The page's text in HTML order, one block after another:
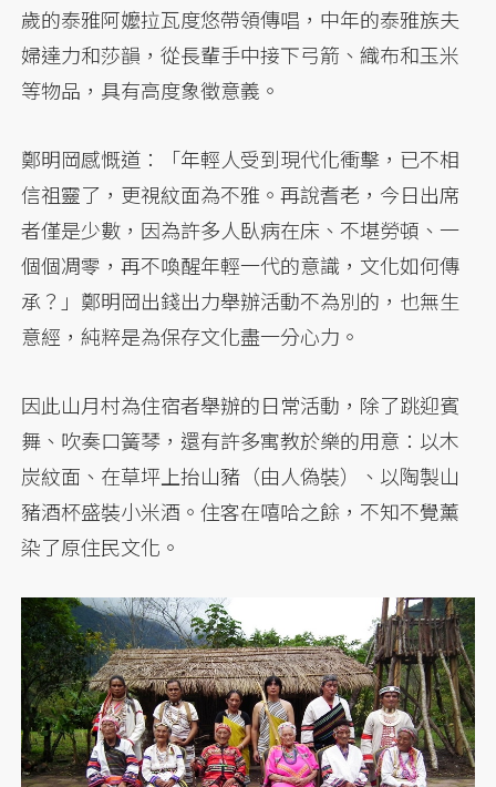
歲的泰雅阿嬤拉瓦度悠帶領傳唱，中年的泰雅族夫
婦達力和莎韻，從長輩手中接下弓箭、織布和玉米
等物品，具有高度象徵意義。
鄭明岡感慨道：「年輕人受到現代化衝擊，已不相
信祖靈了，更視紋面為不雅。再說耆老，今日出席
者僅是少數，因為許多人臥病在床、不堪勞頓、一
個個凋零，再不喚醒年輕一代的意識，文化如何傳
承？」鄭明岡出錢出力舉辦活動不為別的，也無生
意經，純粹是為保存文化盡一分心力。
因此山月村為住宿者舉辦的日常活動，除了跳迎賓
舞、吹奏口簧琴，還有許多寓教於樂的用意：以木
炭紋面、在草坪上抬山豬（由人偽裝）、以陶製山
豬酒杯盛裝小米酒。住客在嘻哈之餘，不知不覺薰
染了原住民文化。